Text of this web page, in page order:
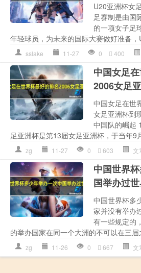
U20亚洲杯女
足赛制是由国
的一项女子足
年轻球员，为未来的国际大赛做好准备
sslake 11-27 0 400
中国女足
2006女足
中国女足在世
女足亚洲杯到
中国队的崛起
足亚洲杯是第13届女足亚洲杯，于当年9
zg 11-27 0 603 文
中国世界
国举办过
中国世界杯多
家并没有举办
有一些规定的
的举办国家在同一个大洲的不可以在三届
zg 11-26 0 667 文